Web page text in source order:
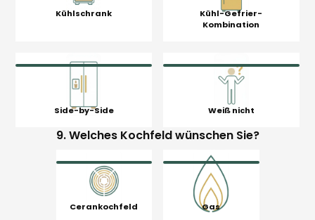
Kühlschrank
Kühl-Gefrier-
Kombination
Side-by-Side Weiß nicht
9. Welches Kochfeld wünschen Sie?
Cerankochfeld Gas